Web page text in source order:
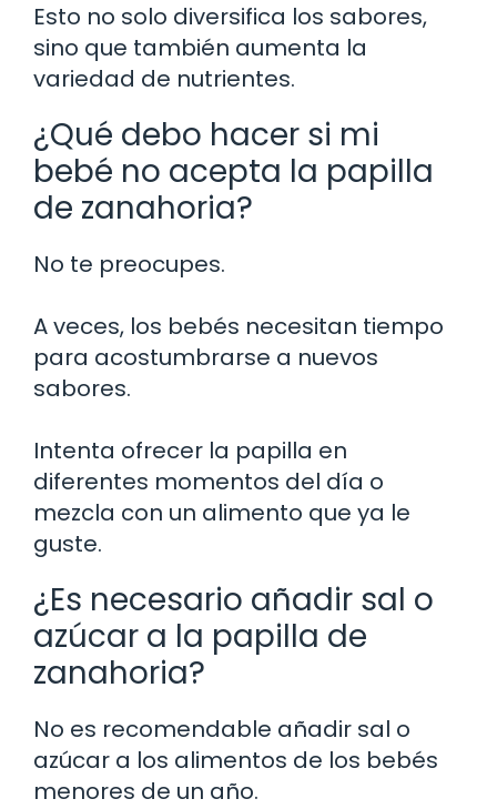
Esto no solo diversifica los sabores,
sino que también aumenta la
variedad de nutrientes.
¿Qué debo hacer si mi
bebé no acepta la papilla
de zanahoria?
No te preocupes.
A veces, los bebés necesitan tiempo
para acostumbrarse a nuevos
sabores.
Intenta ofrecer la papilla en
diferentes momentos del día o
mezcla con un alimento que ya le
guste.
¿Es necesario añadir sal o
azúcar a la papilla de
zanahoria?
No es recomendable añadir sal o
azúcar a los alimentos de los bebés
menores de un año.